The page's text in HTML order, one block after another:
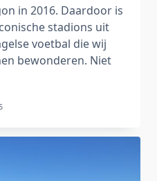
in 2016. Daardoor is
stadions uit
voetbal die wij
bewonderen. Niet